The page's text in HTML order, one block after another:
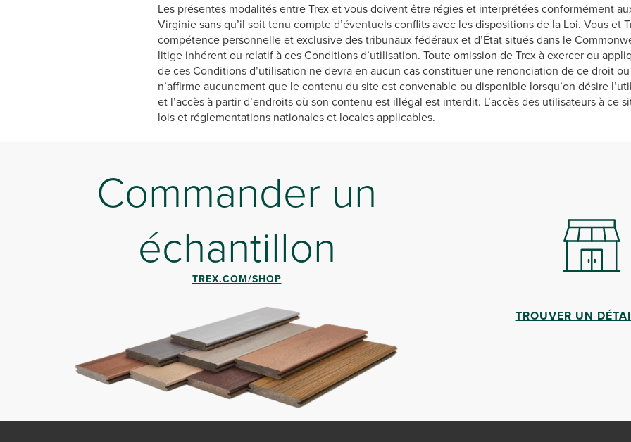
Les présentes modalités entre Trex et vous doivent être régies et interprétées conformément
Virginie sans qu’il soit tenu compte d’éventuels conflits avec les dispositions de la Loi. Vous et
compétence personnelle et exclusive des tribunaux fédéraux et d’État situés dans le
litige inhérent ou relatif à ces Conditions d’utilisation. Toute omission de Trex à exercer ou
de ces Conditions d’utilisation ne devra en aucun cas constituer une renonciation de ce droit
n’affirme aucunement que le contenu du site est convenable ou disponible lorsqu’on désire
et l’accès à partir d’endroits où son contenu est illégal est interdit. L’accès des utilisateurs à ce
lois et réglementations nationales et locales applicables.
Commander un
échantillon
TREX.COM/SHOP
TROUVER UN